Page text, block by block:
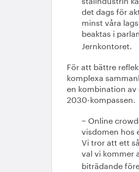
det dags för
minst våra
beaktas i
Jernkontoret.
För att bättre
komplexa
en kombination
2030-kompassen.
− Online
visdomen hos
Vi tror att ett
val vi kommer
biträdande